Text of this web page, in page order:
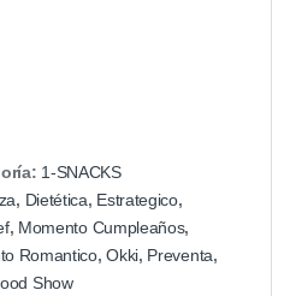
1-SNACKS
, Dietética, Estrategico,
, Momento Cumpleaños,
Romantico,Okki, Preventa,
Show